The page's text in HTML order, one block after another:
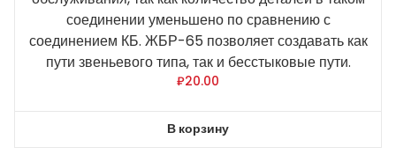
соединении уменьшено по сравнению с
соединением КБ. ЖБР-65 позволяет создавать как
пути звеньевого типа, так и бесстыковые пути.
₽20.00
В корзину